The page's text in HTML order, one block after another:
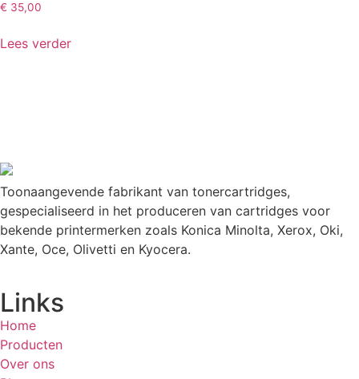
€ 35,00
Lees verder
Toonaangevende fabrikant van tonercartridges,
gespecialiseerd in het produceren van cartridges voor
bekende printermerken zoals Konica Minolta, Xerox, Oki,
Xante, Oce, Olivetti en Kyocera.
Links
Home
Producten
Over ons